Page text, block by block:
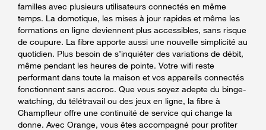
familles avec plusieurs utilisateurs connectés en même
temps. La domotique, les mises à jour rapides et même les
formations en ligne deviennent plus accessibles, sans risque
de coupure. La fibre apporte aussi une nouvelle simplicité au
quotidien. Plus besoin de s’inquiéter des variations de débit,
même pendant les heures de pointe. Votre wifi reste
performant dans toute la maison et vos appareils connectés
fonctionnent sans accroc. Que vous soyez adepte du binge-
watching, du télétravail ou des jeux en ligne, la fibre à
Champfleur offre une continuité de service qui change la
donne. Avec Orange, vous êtes accompagné pour profiter